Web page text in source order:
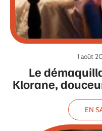
Le
Klorane,
1 août
EN